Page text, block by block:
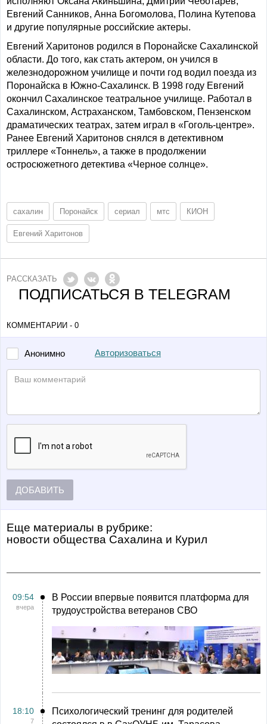
Евгений Санников, Анна Богомолова, Полина Кутепова
и другие популярные российские актеры.
Евгений Харитонов родился в Поронайске Сахалинской
области. До того, как стать актером, он учился в
железнодорожном училище и почти год водил поезда из
Поронайска в Южно-Сахалинск. В 1998 году Евгений
окончил Сахалинское театральное училище. Работал в
Сахалинском, Астраханском, Тамбовском, Пензенском
драматических театрах, затем играл в «Гоголь-центре».
Ранее Евгений Харитонов снялся в детективном
триллере «Тоннель», а также в продолжении
остросюжетного детектива «Черное солнце».
сахалин Поронайск сериал мтс КИОН
Евгений Харитонов
РАССКАЗАТЬ
ПОДПИСАТЬСЯ В TELEGRAM
КОММЕНТАРИИ - 0
Анонимно Авторизоваться
ДОБАВИТЬ
Еще материалы в рубрике:
Новости общества Сахалина и Курил
09:54
вчера
В России впервые появится платформа для
трудоустройства ветеранов СВО
18:10
7
Психологический тренинг для родителей